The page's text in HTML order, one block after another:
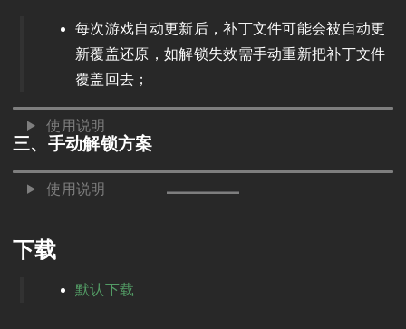
每次游戏自动更新后，补丁文件可能会被自动更
新覆盖还原，如解锁失效需手动重新把补丁文件
覆盖回去；
使用说明
三、手动解锁方案
使用说明
下载
默认下载